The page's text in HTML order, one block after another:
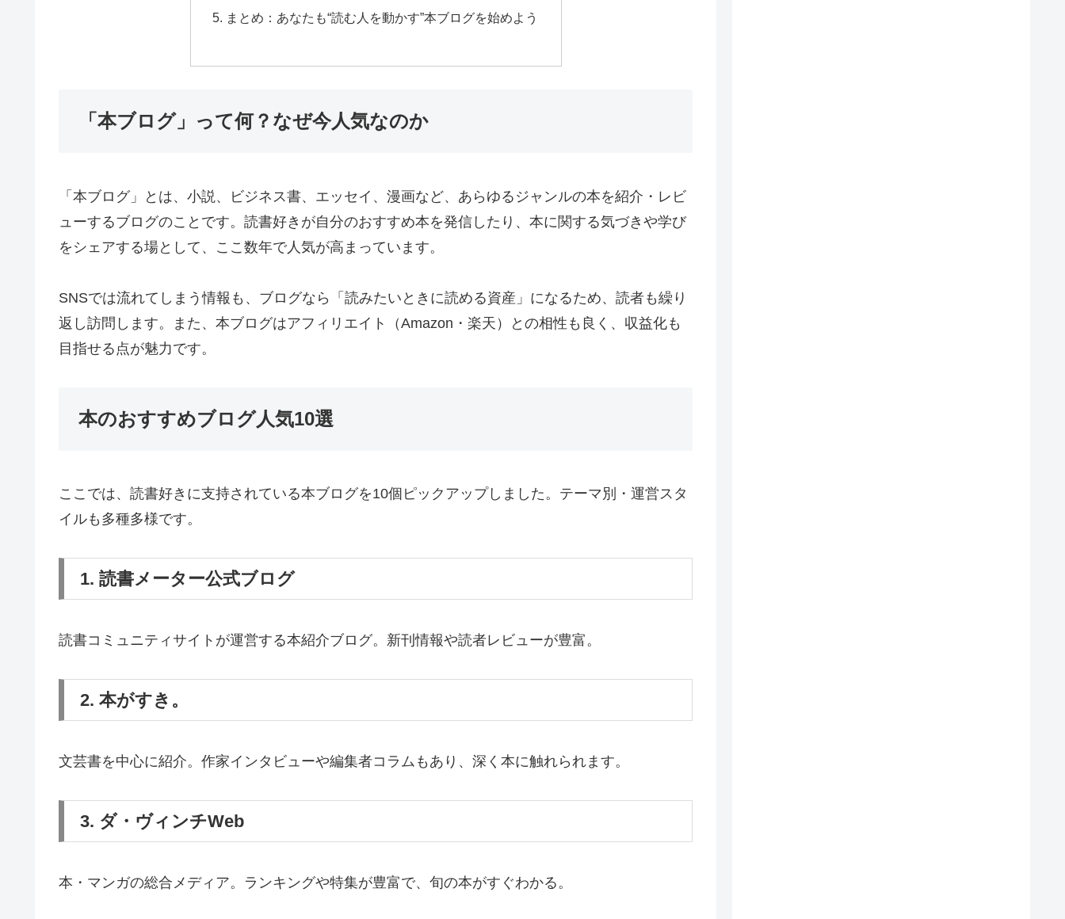
まとめ：あなたも“読む人を動かす”本ブログを始めよう
「本ブログ」って何？なぜ今人気なのか
「本ブログ」とは、小説、ビジネス書、エッセイ、漫画など、あらゆるジャンルの本を紹介・レビ
ューするブログのことです。読書好きが自分のおすすめ本を発信したり、本に関する気づきや学び
をシェアする場として、ここ数年で人気が高まっています。
SNSでは流れてしまう情報も、ブログなら「読みたいときに読める資産」になるため、読者も繰り
返し訪問します。また、本ブログはアフィリエイト（Amazon・楽天）との相性も良く、収益化も
目指せる点が魅力です。
本のおすすめブログ人気10選
ここでは、読書好きに支持されている本ブログを10個ピックアップしました。テーマ別・運営スタ
イルも多種多様です。
1. 読書メーター公式ブログ
読書コミュニティサイトが運営する本紹介ブログ。新刊情報や読者レビューが豊富。
2. 本がすき。
文芸書を中心に紹介。作家インタビューや編集者コラムもあり、深く本に触れられます。
3. ダ・ヴィンチWeb
本・マンガの総合メディア。ランキングや特集が豊富で、旬の本がすぐわかる。